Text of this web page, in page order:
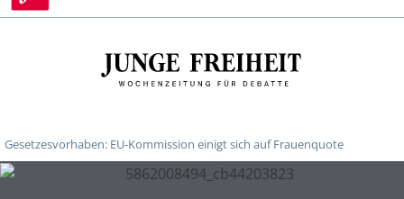
Gesetzesvorhaben: EU-Kommission einigt sich auf Frauenquote